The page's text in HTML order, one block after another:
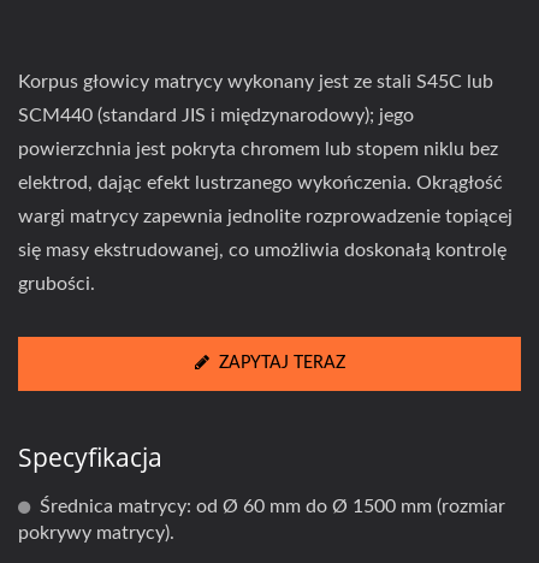
Korpus głowicy matrycy wykonany jest ze stali S45C lub
SCM440 (standard JIS i międzynarodowy); jego
powierzchnia jest pokryta chromem lub stopem niklu bez
elektrod, dając efekt lustrzanego wykończenia. Okrągłość
wargi matrycy zapewnia jednolite rozprowadzenie topiącej
się masy ekstrudowanej, co umożliwia doskonałą kontrolę
grubości.
ZAPYTAJ TERAZ
Specyfikacja
Średnica matrycy: od Ø 60 mm do Ø 1500 mm (rozmiar
pokrywy matrycy).